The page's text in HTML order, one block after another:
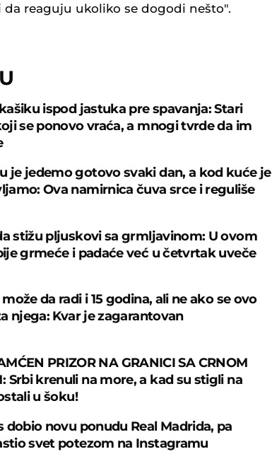
reaguju ukoliko se dogodi nešto".
ispod jastuka pre spavanja: Stari
se ponovo vraća, a mnogi tvrde da im
je jedemo gotovo svaki dan, a kod kuće je
Ova namirnica čuva srce i reguliše
stižu pljuskovi sa grmljavinom: U ovom
grmeće i padaće već u četvrtak uveče
da radi i 15 godina, ali ne ako se ovo
njega: Kvar je zagarantovan
PRIZOR NA GRANICI SA CRNOM
Srbi krenuli na more, a kad su stigli na
u šoku!
dobio novu ponudu Real Madrida, pa
svet potezom na Instagramu